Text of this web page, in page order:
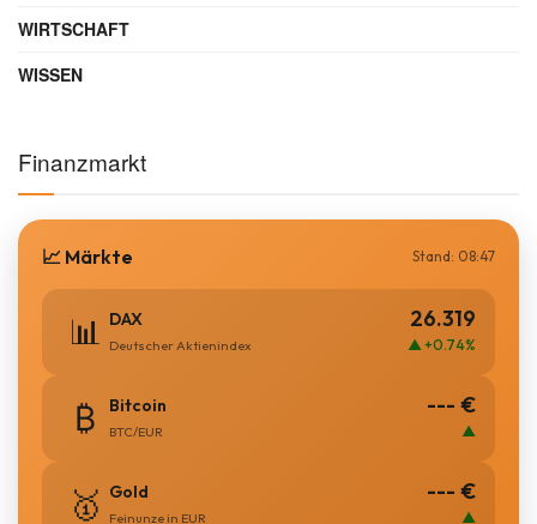
WIRTSCHAFT
WISSEN
Finanzmarkt
📈 Märkte Stand: 08:47
📊 DAX
Deutscher Aktienindex
26.319
▲ +0.74%
₿ Bitcoin
BTC/EUR
--- €
▲
🥇 Gold
Feinunze in EUR
--- €
▲